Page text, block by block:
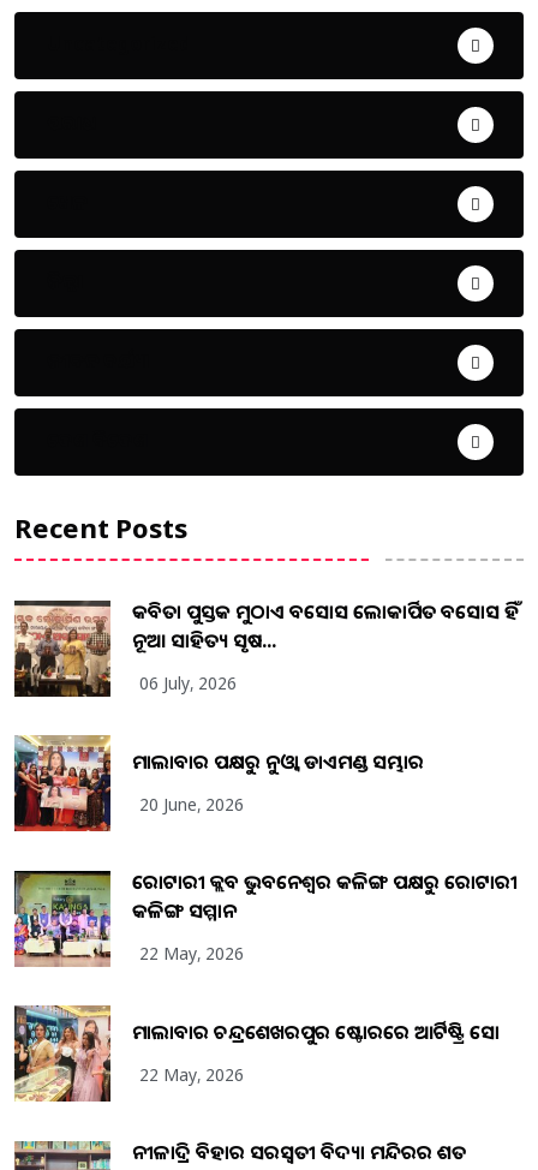
Recent Posts
କବିତା ପୁସ୍ତକ ମୁଠାଏ ଅବସୋସ ଲୋକାର୍ପିତ ଅବସୋସ ହିଁ
ନୂଆ ସାହିତ୍ୟ ସୃଷ...
06 July, 2026
ମାଲାବାର ପକ୍ଷରୁ ନୁଓ୍ବା ଡାଏମଣ୍ଡ ସମ୍ଭାର
20 June, 2026
ରୋଟାରୀ କ୍ଲବ ଭୁବନେଶ୍ୱର କଳିଙ୍ଗ ପକ୍ଷରୁ ରୋଟାରୀ
କଳିଙ୍ଗ ସମ୍ମାନ
22 May, 2026
ମାଲାବାର ଚନ୍ଦ୍ରଶେଖରପୁର ଷ୍ଟୋରରେ ଆର୍ଟିଷ୍ଟ୍ରି ସୋ
22 May, 2026
ନୀଳାଦ୍ରି ବିହାର ସରସ୍ୱତୀ ବିଦ୍ୟା ମନ୍ଦିରର ଶତ